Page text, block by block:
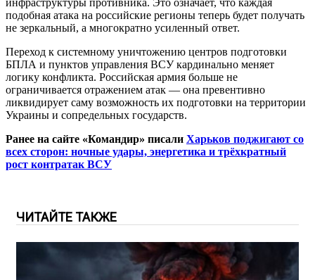
подобная атака на российские регионы теперь будет получать
не зеркальный, а многократно усиленный ответ.
Переход к системному уничтожению центров подготовки
БПЛА и пунктов управления ВСУ кардинально меняет
логику конфликта. Российская армия больше не
ограничивается отражением атак — она превентивно
ликвидирует саму возможность их подготовки на территории
Украины и сопредельных государств.
Ранее на сайте «Командир» писали Харьков поджигают со
всех сторон: ночные удары, энергетика и трёхкратный
рост контратак ВСУ
ЧИТАЙТЕ ТАКЖЕ